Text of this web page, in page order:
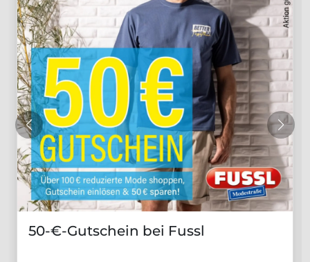
50-€-Gutschein bei Fussl